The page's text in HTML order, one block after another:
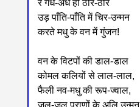
रे गंध-अंध हो ठौर-ठौर
उड़ पाँति-पाँति में चिर-उन्मन
करते मधु के वन में गुंजन!
वन के विटपों की डाल-डाल
कोमल कलियों से लाल-लाल,
फैली नव-मधु की रूप-ज्वाल,
जल-जल प्राणों के अलि उन्मन